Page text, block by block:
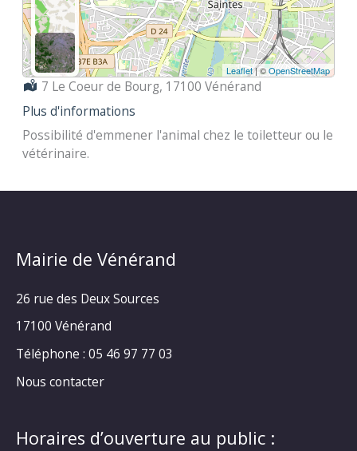
Leaflet| ©OpenStreetMap
Localisation :
7 Le Coeur de Bourg, 17100 Vénérand
Plus d'informations
Possibilité d'emmener l'animal chez le toiletteur ou le
vétérinaire.
Mairie de Vénérand
26 rue des Deux Sources
17100 Vénérand
Téléphone : 05 46 97 77 03
Nous contacter
Horaires d’ouverture au public :